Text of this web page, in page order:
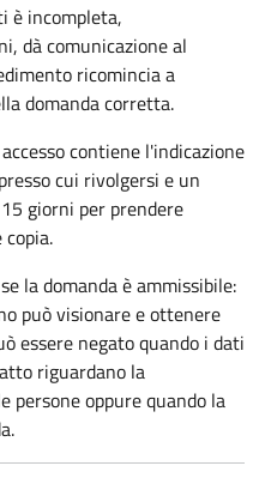
è incompleta,
dà comunicazione al
ricomincia a
domanda corretta.
contiene l'indicazione
cui rivolgersi e un
giorni per prendere
la domanda è ammissibile:
può visionare e ottenere
essere negato quando i dati
riguardano la
persone oppure quando la